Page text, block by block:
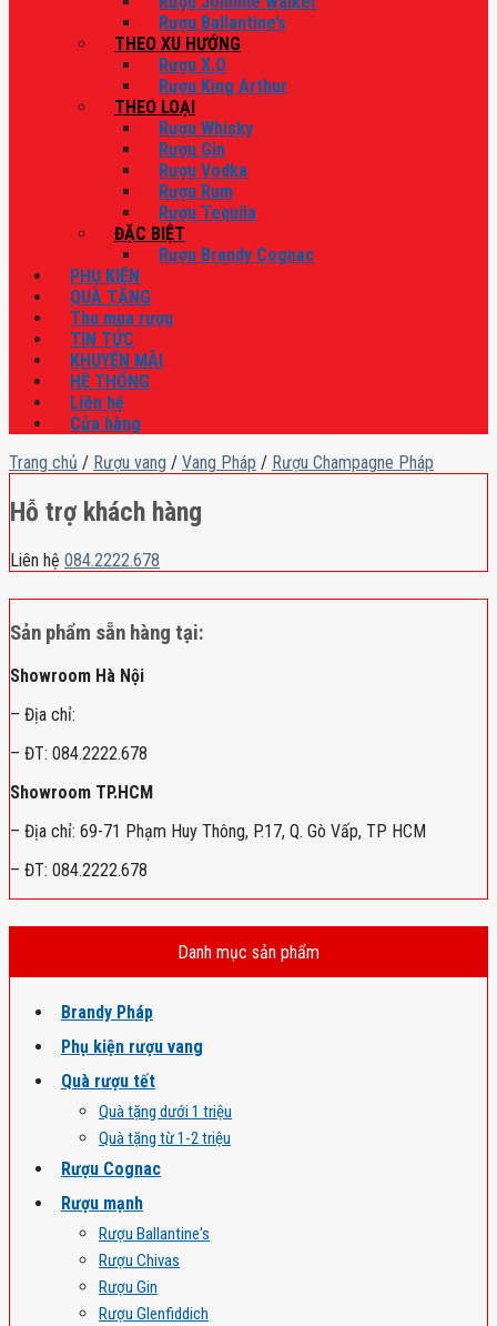
Rượu Ballantine’s
THEO XU HƯỚNG
Rượu X.O
Rượu King Arthur
THEO LOẠI
Rượu Whisky
Rượu Gin
Rượu Vodka
Rượu Rum
Rượu Tequila
ĐẶC BIỆT
Rượu Brandy Cognac
PHỤ KIỆN
QUÀ TẶNG
Thu mua rượu
TIN TỨC
KHUYẾN MÃI
HỆ THỐNG
Liên hệ
Cửa hàng
Trang chủ / Rượu vang / Vang Pháp / Rượu Champagne Pháp
Hỗ trợ khách hàng
Liên hệ 084.2222.678
Sản phẩm sẵn hàng tại:
Showroom Hà Nội
– Địa chỉ:
– ĐT: 084.2222.678
Showroom TP.HCM
– Địa chỉ: 69-71 Phạm Huy Thông, P.17, Q. Gò Vấp, TP HCM
– ĐT: 084.2222.678
Danh mục sản phẩm
Brandy Pháp
Phụ kiện rượu vang
Quà rượu tết
Quà tặng dưới 1 triệu
Quà tặng từ 1-2 triệu
Rượu Cognac
Rượu mạnh
Rượu Ballantine's
Rượu Chivas
Rượu Gin
Rượu Glenfiddich